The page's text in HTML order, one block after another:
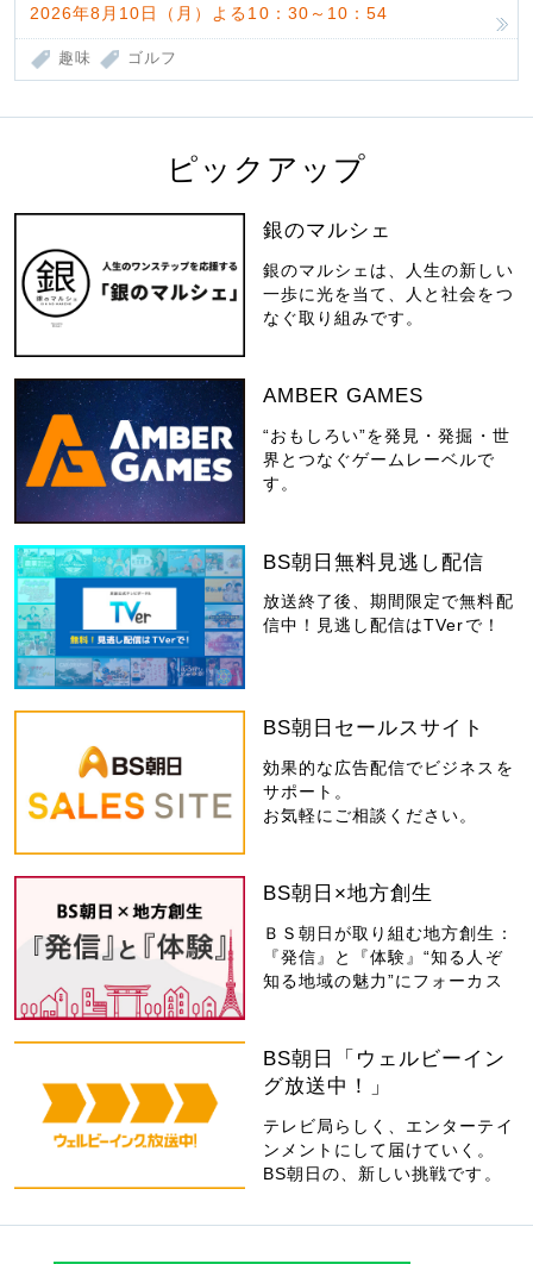
2026年8月10日（月）よる10：30～10：54
趣味 ゴルフ
ピックアップ
銀のマルシェ
銀のマルシェは、人生の新しい
一歩に光を当て、人と社会をつ
なぐ取り組みです。
AMBER GAMES
“おもしろい”を発見・発掘・世
界とつなぐゲームレーベルで
す。
BS朝日無料見逃し配信
放送終了後、期間限定で無料配
信中！見逃し配信はTVerで！
BS朝日セールスサイト
効果的な広告配信でビジネスを
サポート。
お気軽にご相談ください。
BS朝日×地方創生
ＢＳ朝日が取り組む地方創生：
『発信』と『体験』“知る人ぞ
知る地域の魅力”にフォーカス
BS朝日「ウェルビーイン
グ放送中！」
テレビ局らしく、エンターテイ
ンメントにして届けていく。
BS朝日の、新しい挑戦です。